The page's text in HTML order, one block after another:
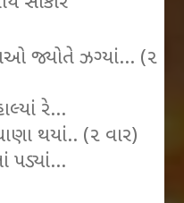
જ્યોતે ઝગ્યાં… (૨
રે…
થયાં.. (૨ વાર)
પડ્યાં…